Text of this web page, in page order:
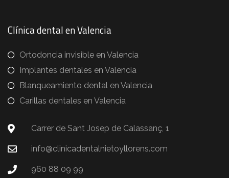
Clínica dental en Valencia
Ortodoncia invisible en Valencia
Implantes dentales en Valencia
Blanqueamiento dental en Valencia
Carillas dentales en Valencia
Carrer de Sant Josep de Calassanç, 1
info@clinicadentalnietoyllorens.com
960 88 09 99